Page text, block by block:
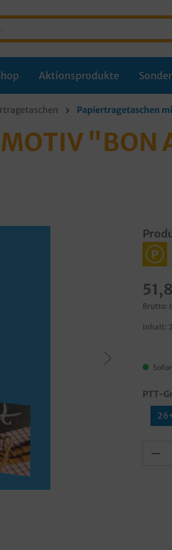
Aktionsprodukte
Papiertragetaschen
MOTIV
P
Brutto:
Inhalt:
PTT-